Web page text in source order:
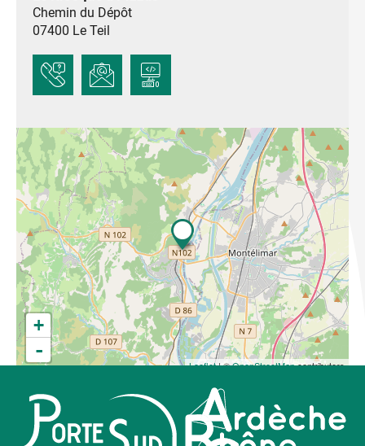
Chemin du Dépôt
07400 Le Teil
+
-
Leaflet| ©OpenStreetMapcontributors